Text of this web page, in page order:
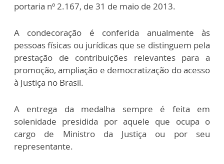
portaria nº 2.167, de 31 de maio de 2013.
A condecoração é conferida anualmente às
pessoas físicas ou jurídicas que se distinguem pela
prestação de contribuições relevantes para a
promoção, ampliação e democratização do acesso
à Justiça no Brasil.
A entrega da medalha sempre é feita em
solenidade presidida por aquele que ocupa o
cargo de Ministro da Justiça ou por seu
representante.